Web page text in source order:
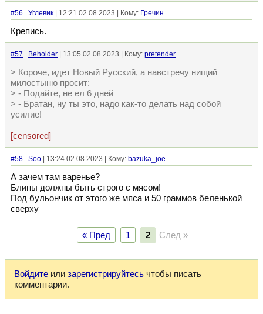
#56 Углевик | 12:21 02.08.2023 | Кому: Гречин
Крепись.
#57 Beholder | 13:05 02.08.2023 | Кому: pretender
> Короче, идет Новый Русский, а навстречу нищий
милостыню просит:
> - Подайте, не ел 6 дней
> - Братан, ну ты это, надо как-то делать над собой
усилие!
[censored]
#58 Soo | 13:24 02.08.2023 | Кому: bazuka_joe
А зачем там варенье?
Блины должны быть строго с мясом!
Под бульончик от этого же мяса и 50 граммов беленькой
сверху
« Пред 1 2 След »
Войдите или зарегистрируйтесь чтобы писать
комментарии.